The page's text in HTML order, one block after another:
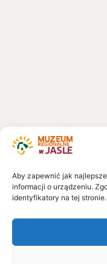
Aby zapewnić jak
informacji o urządzeniu.
identyfikatory na tej